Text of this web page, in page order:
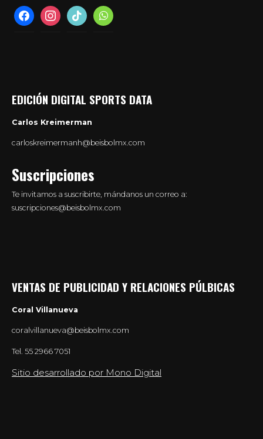
facebookinstagramtiktok whatsapp
EDICIÓN DIGITAL SPORTS DATA
Carlos Kreimerman
carloskreimermanh@beisbolmx.com
Suscripciones
Te invitamos a suscribirte, mándanos un correo a:
suscripciones@beisbolmx.com
VENTAS DE PUBLICIDAD Y RELACIONES PÚLBICAS
Coral Villanueva
coralvillanueva@beisbolmx.com
Tel. 55 2966 7051
Sitio desarrollado por Mono Digital